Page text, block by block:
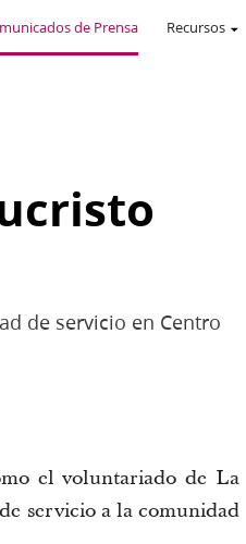
de Prensa Recursos
de servicio en Centro
el voluntariado de La
servicio a la comunidad